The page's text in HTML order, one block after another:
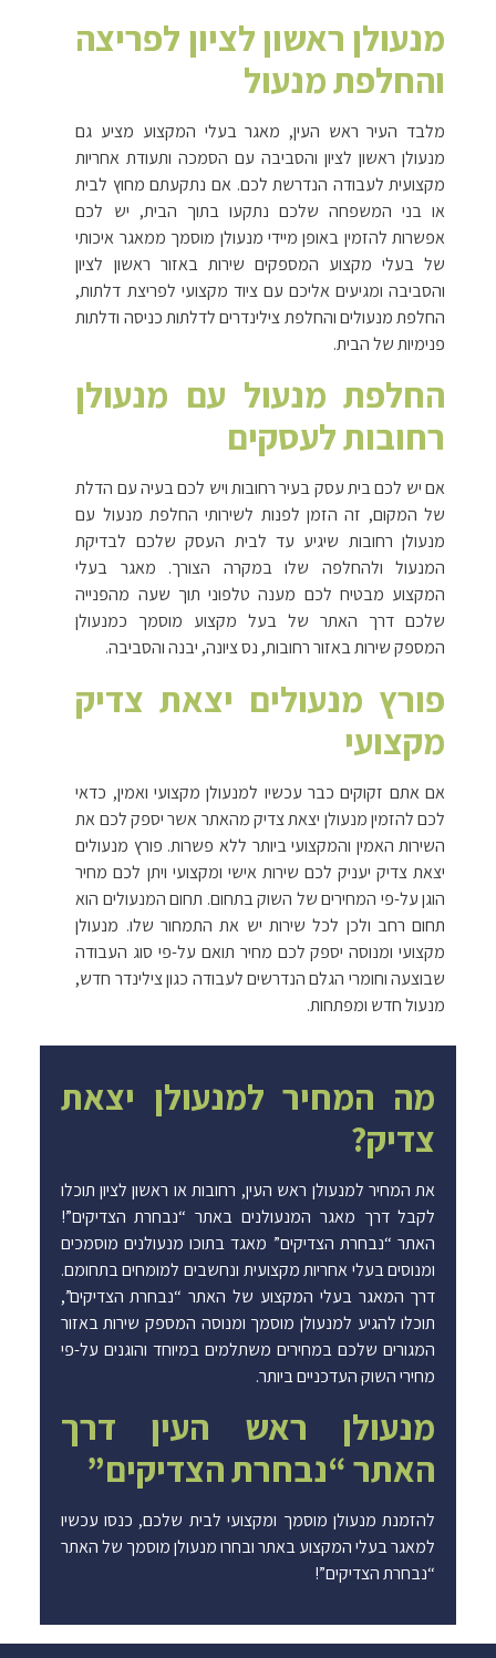
מנעולן ראשון לציון לפריצה
והחלפת מנעול
מלבד העיר ראש העין, מאגר בעלי המקצוע מציע גם
מנעולן ראשון לציון והסביבה עם הסמכה ותעודת אחריות
מקצועית לעבודה הנדרשת לכם. אם נתקעתם מחוץ לבית
או בני המשפחה שלכם נתקעו בתוך הבית, יש לכם
אפשרות להזמין באופן מיידי מנעולן מוסמך ממאגר איכותי
של בעלי מקצוע המספקים שירות באזור ראשון לציון
והסביבה ומגיעים אליכם עם ציוד מקצועי לפריצת דלתות,
החלפת מנעולים והחלפת צילינדרים לדלתות כניסה ודלתות
פנימיות של הבית.
החלפת מנעול עם מנעולן
רחובות לעסקים
אם יש לכם בית עסק בעיר רחובות ויש לכם בעיה עם הדלת
של המקום, זה הזמן לפנות לשירותי החלפת מנעול עם
מנעולן רחובות שיגיע עד לבית העסק שלכם לבדיקת
המנעול ולהחלפה שלו במקרה הצורך. מאגר בעלי
המקצוע מבטיח לכם מענה טלפוני תוך שעה מהפנייה
שלכם דרך האתר של בעל מקצוע מוסמך כמנעולן
המספק שירות באזור רחובות, נס ציונה, יבנה והסביבה.
פורץ מנעולים יצאת צדיק
מקצועי
אם אתם זקוקים כבר עכשיו למנעולן מקצועי ואמין, כדאי
לכם להזמין מנעולן יצאת צדיק מהאתר אשר יספק לכם את
השירות האמין והמקצועי ביותר ללא פשרות. פורץ מנעולים
יצאת צדיק יעניק לכם שירות אישי ומקצועי ויתן לכם מחיר
הוגן על-פי המחירים של השוק בתחום. תחום המנעולים הוא
תחום רחב ולכן לכל שירות יש את התמחור שלו. מנעולן
מקצועי ומנוסה יספק לכם מחיר תואם על-פי סוג העבודה
שבוצעה וחומרי הגלם הנדרשים לעבודה כגון צילינדר חדש,
מנעול חדש ומפתחות.
מה המחיר למנעולן יצאת
צדיק?
את המחיר למנעולן ראש העין, רחובות או ראשון לציון תוכלו
לקבל דרך מאגר המנעולנים באתר “נבחרת הצדיקים”!
האתר “נבחרת הצדיקים” מאגד בתוכו מנעולנים מוסמכים
ומנוסים בעלי אחריות מקצועית ונחשבים למומחים בתחומם.
דרך המאגר בעלי המקצוע של האתר “נבחרת הצדיקים”,
תוכלו להגיע למנעולן מוסמך ומנוסה המספק שירות באזור
המגורים שלכם במחירים משתלמים במיוחד והוגנים על-פי
מחירי השוק העדכניים ביותר.
מנעולן ראש העין דרך
האתר “נבחרת הצדיקים”
להזמנת מנעולן מוסמך ומקצועי לבית שלכם, כנסו עכשיו
למאגר בעלי המקצוע באתר ובחרו מנעולן מוסמך של האתר
“נבחרת הצדיקים”!